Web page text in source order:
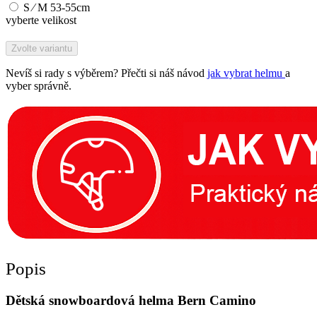
S ∕ M 53-55cm
vyberte velikost
Zvolte variantu
Nevíš si rady s výběrem? Přečti si náš návod jak vybrat helmu a
vyber správně.
Popis
Dětská snowboardová helma Bern Camino